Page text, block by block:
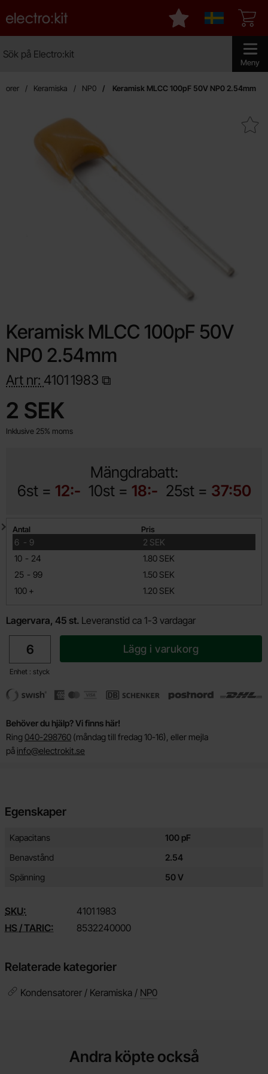
Meny
Startsidan för Electro:kit
Sverige
Mina favoriter
Keramiska NP0 Keramisk MLCC 100pF 50V NP0 2.54mm
Makera keramisk MLCC 100pF
Keramisk MLCC 100pF 50V
NP0 2.54mm
Art nr: 41011983
pris
2 SEK
Inklusive 25% moms
Mängdrabatt:
6st = 12:- 10st = 18:- 25st = 37:50
Mängdrabatt
Antal Pris
6 -
till 9
2 SEK
10 -
till 24
1.80 SEK
25 -
till 99
1.50 SEK
100 +
till 1.20 SEK
Lagervara, 45 st. Leveranstid ca 1-3 vardagar
Enhet : styck
Lägg i varukorg
Behöver du hjälp? Vi finns här!
Ring 040-298760 (måndag till fredag 10-16), eller mejla
på info@electrokit.se
Egenskaper
Egenskaper/attribut för denna produkt
Attribut
Kapacitans
100 pF
Benavstånd
2.54
Spänning
50 V
SKU: 41011983
HS / TARIC:
8532240000
Relaterade kategorier
Kondensatorer / Keramiska / NP0
Andra köpte också